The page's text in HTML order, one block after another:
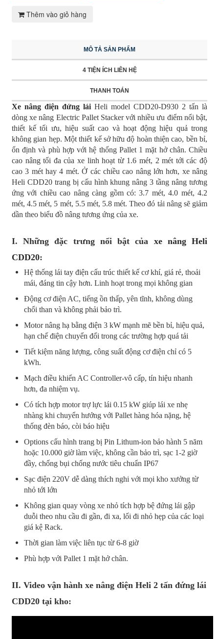
Thêm vào giỏ hàng
MÔ TẢ SẢN PHẨM
4 TIỆN ÍCH LIÊN HỆ
THANH TOÁN
Xe nâng điện đứng lái Heli model CDD20-D930 2 tấn là
dòng xe nâng Electric Pallet Stacker với nhiều ưu điểm nổi bật,
thiết kế tối ưu, hiệu suất cao và hoạt động hiệu quả trong
không gian hẹp. Một thiết kế sở hữu độ hoàn thiện cao, bền bỉ,
ổn định và phù hợp với hệ thống Pallet 1 mặt hở chân. Chiều
cao nâng tối đa của xe linh hoạt từ 1.6 mét, 2 mét tới các độ
cao 3 mét hay 4 mét. Ở các chiều cao nâng lớn hơn, xe nâng
Heli CDD20 trang bị cấu hình khung nâng 3 tầng nâng tương
ứng với chiều cao nâng càng gồm có: 3.7 mét, 4.0 mét, 4.2
mét, 4.5 mét, 5 mét, 5.5 mét, 5.8 mét. Theo đó tải nâng sẽ giảm
dần theo biểu đồ nâng tương ứng của xe.
I. Những đặc trưng nổi bật của xe nâng Heli
CDD20:
Hệ thống lái tay điện cấu trúc thiết kế cơ khí, giá rẻ, thoải
mái, đáng tin cậy hơn. Linh hoạt trong mọi không gian
Động cơ điện AC, tiếng ồn thấp, yên tĩnh, không dùng
chổi than và không phải bảo trì.
Motor nâng hạ bằng điện 3 kW mạnh mẽ bền bỉ, hiệu quả,
hạn chế điện chuyển đổi trong các trường hợp quá tải
Tiết kiệm năng lượng, công suất động cơ điện chỉ có 5
kWh.
Mạch điều khiển AC Controller-vô cấp, tín hiệu nhanh
hơn, đa nhiệm vụ.
Có tích hợp motor trợ lực lái 0.15 kW giúp lái xe nhẹ
nhàng khi chuyển hướng với Pallet hàng hóa nặng, hệ
thống đèn báo, còi báo hiệu
Options cấu hình trang bị Pin Lithum-ion bảo hành 5 năm
hoặc 10.000 giờ làm việc, không cần bảo trì, sạc 1-2 giờ
đầy, chống bụi chống nước tiêu chuẩn IP67
Sạc điện 220V dễ dàng thích nghi với mọi kho xưởng từ
nhỏ tới lớn
Không gian quay vòng xe nhỏ tích hợp bệ đứng lái gập
duỗi theo nhu cầu đi gần, đi xa, lối đi nhỏ hẹp của các loại
giá kệ Rack.
Thời gian làm việc liên tục từ 6-8 giờ
Phù hợp với Pallet 1 mặt hở chân.
II. Video vận hành xe nâng điện Heli 2 tấn đứng lái
CDD20 tại kho: